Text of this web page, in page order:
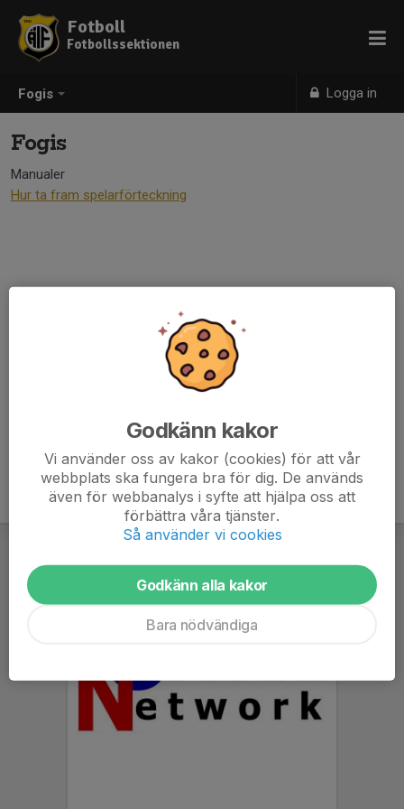
Fogis Logga in
Fotboll
Fotbollssektionen
Fogis
Manualer
Hur ta fram spelarförteckning
Godkänn kakor
Vi använder oss av kakor (cookies) för att vår
webbplats ska fungera bra för dig. De används
även för webbanalys i syfte att hjälpa oss att
förbättra våra tjänster.
Så använder vi cookies
Godkänn alla kakor
Bara nödvändiga